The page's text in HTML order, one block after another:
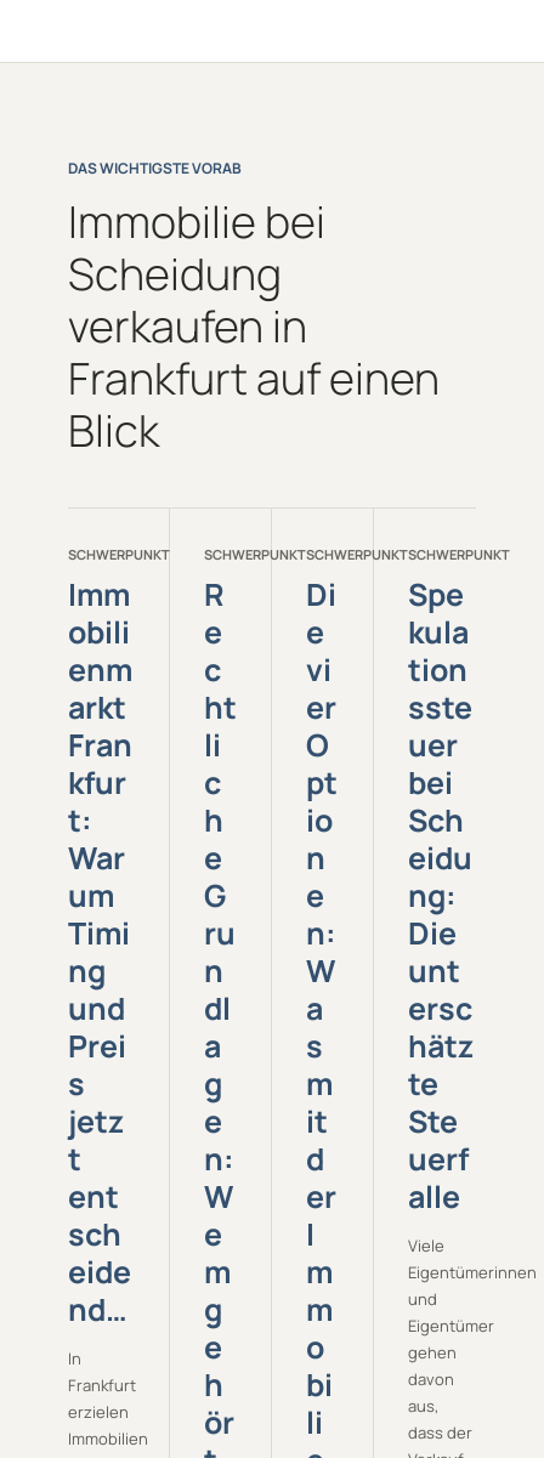
DAS WICHTIGSTE VORAB
Immobilie bei
Scheidung
verkaufen in
Frankfurt auf einen
Blick
SCHWERPUNKT
Imm
obili
enm
arkt
Fran
kfur
t:
War
um
Timi
ng
und
Prei
s
jetz
t
ent
sch
eide
nd…
In
Frankfurt
erzielen
Immobilien
SCHWERPUNKT
R
e
c
ht
li
c
h
e
G
ru
n
dl
a
g
e
n:
W
e
m
g
e
h
ör
SCHWERPUNKT
Di
e
vi
er
O
pt
io
n
e
n:
W
a
s
m
it
d
er
I
m
m
o
bi
li
SCHWERPUNKT
Spe
kula
tion
sste
uer
bei
Sch
eidu
ng:
Die
unt
ersc
hätz
te
Ste
uerf
alle
Viele
Eigentümerinnen
und
Eigentümer
gehen
davon
aus,
dass der